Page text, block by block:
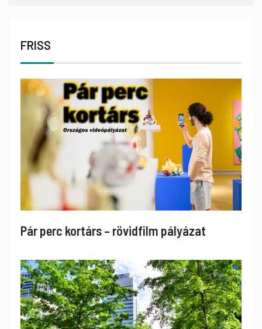
FRISS
Pár perc kortárs – rövidfilm pályázat